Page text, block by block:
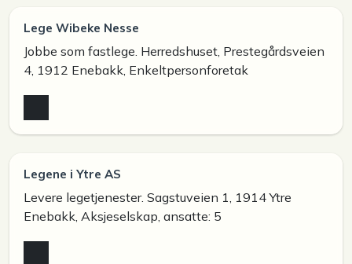
Lege Wibeke Nesse
Jobbe som fastlege. Herredshuset, Prestegårdsveien
4, 1912 Enebakk, Enkeltpersonforetak
Legene i Ytre AS
Levere legetjenester. Sagstuveien 1, 1914 Ytre
Enebakk, Aksjeselskap, ansatte: 5